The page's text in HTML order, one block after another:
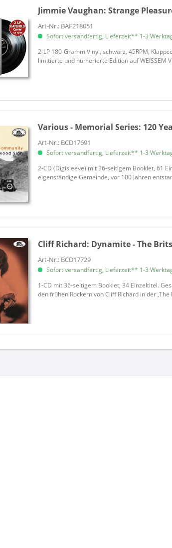
Jimmie Vaughan:Strange
Art-Nr.: BAF218051
Sofort versandfertig, Lieferzeit** 1-3
2-LP 180-Gramm Vinyl, schwarz, 45RPM,
limitierte und numerierte Edition auf WEISSEM
Various - Memorial Series: 120
Art-Nr.: BCD17691
Sofort versandfertig, Lieferzeit** 1-3
2-CD (Digisleeve) mit 36-seitigem Booklet, 61
eigenständige Gemeinde, vor 100 Jahren
Cliff Richard: Dynamite - The
Art-Nr.: BCD17729
Sofort versandfertig, Lieferzeit** 1-3
1-CD mit 36-seitigem Booklet, 34 Einzeltitel.
den frühen Rockern von Cliff Richard in der